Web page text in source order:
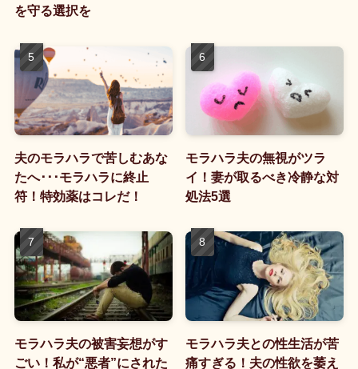
を守る選択を
夫のモラハラで苦しむあな
たへ･･･モラハラに終止
符！特効薬はコレだ！
モラハラ夫の無視がツラ
イ！妻が取るべき冷静な対
処法5選
モラハラ夫の被害妄想がす
ごい！私が“悪者”にされた
モラハラ夫との性生活が苦
痛すぎる！夫の性欲を萎え